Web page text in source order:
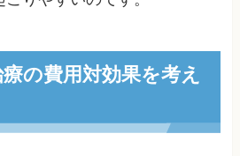
の費用対効果を考え